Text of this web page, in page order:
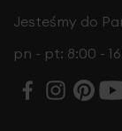
Jesteśmy do
pn - pt: 8:00 -